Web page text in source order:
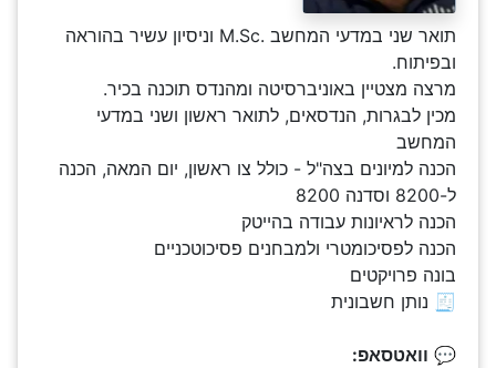
תואר שני במדעי המחשב .M.Sc וניסיון עשיר בהוראה
ובפיתוח.
מרצה מצטיין באוניברסיטה ומהנדס תוכנה בכיר.
מכין לבגרות, הנדסאים, לתואר ראשון ושני במדעי
המחשב
הכנה למיונים בצה"ל - כולל צו ראשון, יום המאה, הכנה
ל-8200 וסדנה 8200
הכנה לראיונות עבודה בהייטק
הכנה לפסיכומטרי ולמבחנים פסיכוטכניים
בונה פרויקטים
🧾 נותן חשבונית
💬 וואטסאפ: